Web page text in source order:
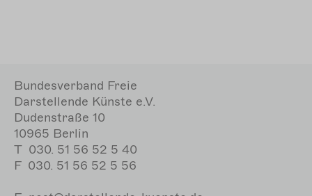
Bundesverband Freie
Darstellende Künste e.V.
Dudenstraße 10
10965 Berlin
T 030. 51 56 52 5 40
F 030. 51 56 52 5 56